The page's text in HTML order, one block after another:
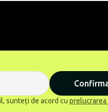
sunteți de acord cu